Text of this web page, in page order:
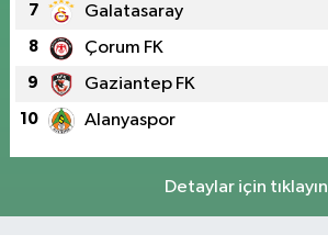
7 Galatasaray
8 Çorum FK
9 Gaziantep FK
10 Alanyaspor
Detaylar için tıklayın